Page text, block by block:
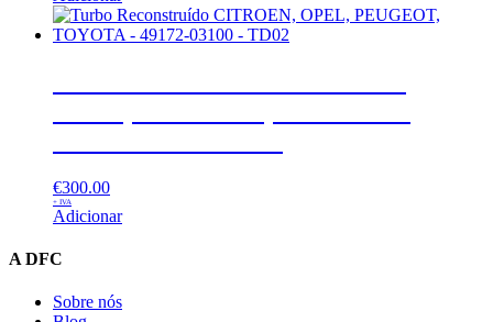
€300.00
+ IVA
Adicionar
A DFC
Sobre nós